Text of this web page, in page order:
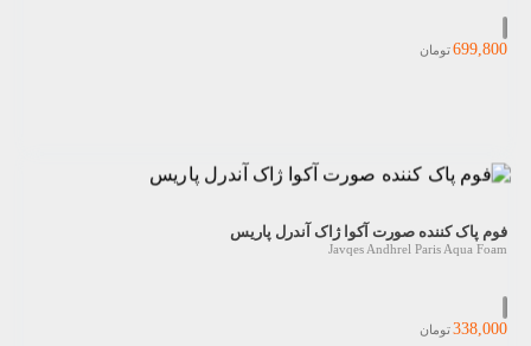
699,800تومان
فوم پاک کننده صورت آکوا ژاک آندرل پاریس
Javqes Andhrel Paris Aqua Foam
338,000تومان